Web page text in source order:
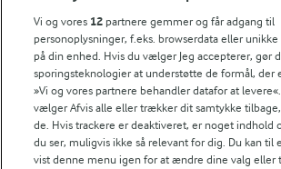
FarmAhead™ Check rapport
Andelshaverinfo: Mælkepris
Fødevarestyrelsens smiley-rapporter for
Fødevarestyrelsens smiley-rapporter for Jörd
Fødevarestyrelsens smiley-rapporter for
Vi og vores 12 partnere gemmer og får adgang til
personoplysninger, f.eks. browserdata eller
på din enhed. Hvis du vælger Jeg accepterer, gør
sporingsteknologier at understøtte de formål, der
»Vi og vores partnere behandler datafor at
vælger Afvis alle eller trækker dit samtykke
de. Hvis trackere er deaktiveret, er noget indhold
du ser, muligvis ikke så relevant for dig. Du kan til
vist denne menu igen for at ændre dine valg eller